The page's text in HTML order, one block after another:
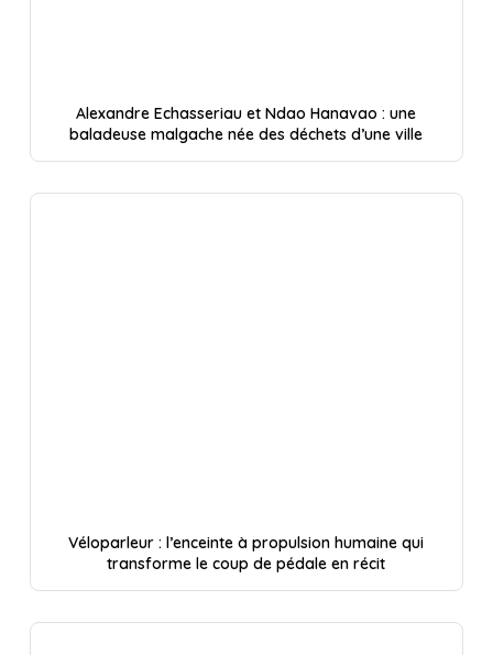
Alexandre Echasseriau et Ndao Hanavao : une
baladeuse malgache née des déchets d’une ville
Véloparleur : l’enceinte à propulsion humaine qui
transforme le coup de pédale en récit